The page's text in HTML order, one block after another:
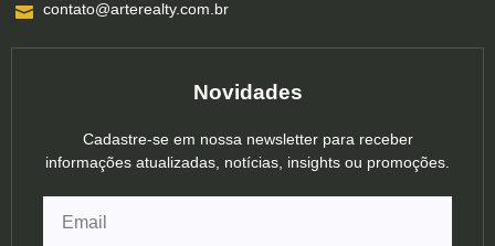
contato@arterealty.com.br
Novidades
Cadastre-se em nossa newsletter para receber
informações atualizadas, notícias, insights ou promoções.